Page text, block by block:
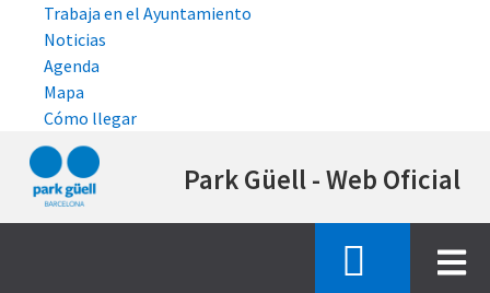
Trabaja en el Ayuntamiento
Noticias
Agenda
Mapa
Cómo llegar
al
principal
Park Güell - Web Oficial
07 mirador bajada gloria